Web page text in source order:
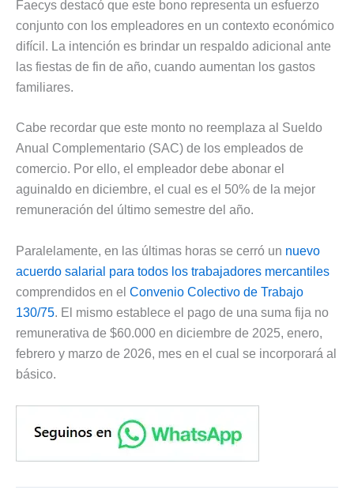
Faecys destacó que este bono representa un esfuerzo
conjunto con los empleadores en un contexto económico
difícil. La intención es brindar un respaldo adicional ante
las fiestas de fin de año, cuando aumentan los gastos
familiares.
Cabe recordar que este monto no reemplaza al Sueldo
Anual Complementario (SAC) de los empleados de
comercio. Por ello, el empleador debe abonar el
aguinaldo en diciembre, el cual es el 50% de la mejor
remuneración del último semestre del año.
Paralelamente, en las últimas horas se cerró un nuevo
acuerdo salarial para todos los trabajadores mercantiles
comprendidos en el Convenio Colectivo de Trabajo
130/75. El mismo establece el pago de una suma fija no
remunerativa de $60.000 en diciembre de 2025, enero,
febrero y marzo de 2026, mes en el cual se incorporará al
básico.